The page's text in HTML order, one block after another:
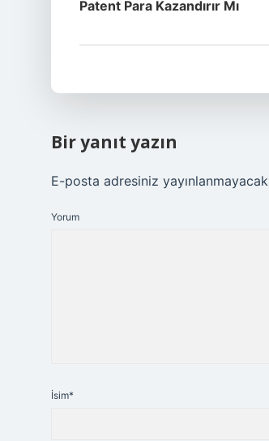
Patent Para Kazandırır Mı
Bir yanıt yazın
E-posta adresiniz
Yorum
İsim*